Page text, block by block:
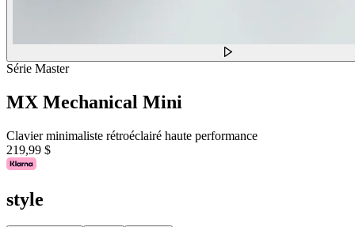
Série Master
MX Mechanical Mini
Clavier minimaliste rétroéclairé haute performance
219,99 $
style